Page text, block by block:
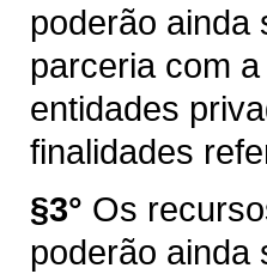
poderão ainda
parceria com
entidades
finalidades
§3° Os
poderão ainda